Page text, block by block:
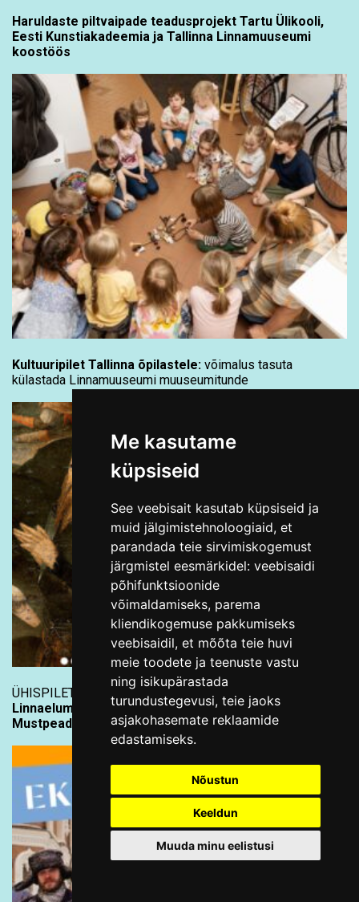
Me kasutame
küpsiseid
See veebisait kasutab küpsiseid ja
muid jälgimistehnoloogiaid, et
parandada teie sirvimiskogemust
järgmistel eesmärkidel: veebisaidi
põhifunktsioonide
võimaldamiseks, parema
kliendikogemuse pakkumiseks
veebisaidil, et mõõta teie huvi
meie toodete ja teenuste vastu
ning isikupärastada
turundustegevusi, teie jaoks
asjakohasemate reklaamide
edastamiseks.
Nõustun
Keeldun
Muuda minu eelistusi
Haruldaste piltvaipade teadusprojekt Tartu Ülikooli,
Eesti Kunstiakadeemia ja Tallinna Linnamuuseumi
koostöös
Kultuuripilet Tallinna õpilastele: võimalus tasuta
külastada Linnamuuseumi muuseumitunde
ÜHISPILET PILETILEVIST
Linnaelumuuseum ja Kiek in de Kök:
Mustpeade vennaskond kahes muuseumis